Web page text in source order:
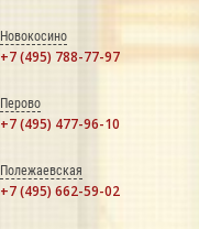
Новокосино
+7 (495) 788-77-97
Перово
+7 (495) 477-96-10
Полежаевская
+7 (495) 662-59-02